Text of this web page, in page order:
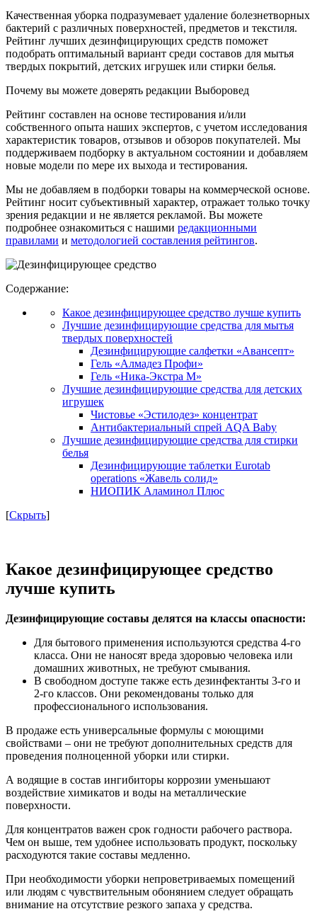
Качественная уборка подразумевает удаление болезнетворных
бактерий с различных поверхностей, предметов и текстиля.
Рейтинг лучших дезинфицирующих средств поможет
подобрать оптимальный вариант среди составов для мытья
твердых покрытий, детских игрушек или стирки белья.
Почему вы можете доверять редакции Выборовед
Рейтинг составлен на основе тестирования и/или
собственного опыта наших экспертов, с учетом исследования
характеристик товаров, отзывов и обзоров покупателей. Мы
поддерживаем подборку в актуальном состоянии и добавляем
новые модели по мере их выхода и тестирования.
Мы не добавляем в подборки товары на коммерческой основе.
Рейтинг носит субъективный характер, отражает только точку
зрения редакции и не является рекламой. Вы можете
подробнее ознакомиться с нашими редакционными
правилами и методологией составления рейтингов.
Содержание:
Какое дезинфицирующее средство лучше купить
Лучшие дезинфицирующие средства для мытья
твердых поверхностей
Дезинфицирующие салфетки «Авансепт»
Гель «Алмадез Профи»
Гель «Ника-Экстра М»
Лучшие дезинфицирующие средства для детских
игрушек
Чистовье «Эстилодез» концентрат
Антибактериальный спрей AQA Baby
Лучшие дезинфицирующие средства для стирки
белья
Дезинфицирующие таблетки Eurotab
operations «Жавель солид»
НИОПИК Аламинол Плюс
[Скрыть]
Какое дезинфицирующее средство
лучше купить
Дезинфицирующие составы делятся на классы опасности:
Для бытового применения используются средства 4-го
класса. Они не наносят вреда здоровью человека или
домашних животных, не требуют смывания.
В свободном доступе также есть дезинфектанты 3-го и
2-го классов. Они рекомендованы только для
профессионального использования.
В продаже есть универсальные формулы с моющими
свойствами – они не требуют дополнительных средств для
проведения полноценной уборки или стирки.
А водящие в состав ингибиторы коррозии уменьшают
воздействие химикатов и воды на металлические
поверхности.
Для концентратов важен срок годности рабочего раствора.
Чем он выше, тем удобнее использовать продукт, поскольку
расходуются такие составы медленно.
При необходимости уборки непроветриваемых помещений
или людям с чувствительным обонянием следует обращать
внимание на отсутствие резкого запаха у средства.